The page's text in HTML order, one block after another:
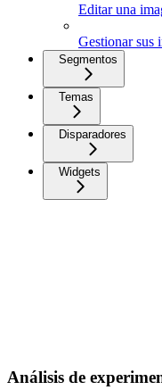
Editar una
Gestionar sus
Segmentos
Temas
Disparadores
Widgets
Análisis de